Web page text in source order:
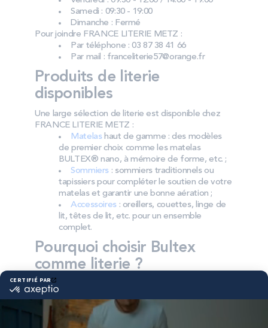
Samedi : 09:30 - 19:00
Dimanche : Fermé
Pour joindre FRANCE LITERIE METZ :
Par téléphone : 03 87 38 41 66
Par mail : franceliterie57@orange.fr
Produits de literie
disponibles
Une large sélection de literie est disponible chez
FRANCE LITERIE METZ :
Matelashaut de gamme : des modèles
de premier choix comme les matelas
BULTEX® nano, à mémoire de forme, etc. ;
Sommiers : sommiers traditionnels ou
tapissiers pour compléter le soutien de votre
matelas et garantir une bonne aération ;
Accessoires: oreillers, couettes, linge de
lit, têtes de lit, etc. pour un ensemble
complet.
Pourquoi choisir Bultex
comme literie ?
Bultex est l’une des marques préférées des
Français et aussi la plus détenue*. Son savoir‑faire
de fabrication et la qualité de ses mousses offrent
une literie fiable et régulière dans le temps.